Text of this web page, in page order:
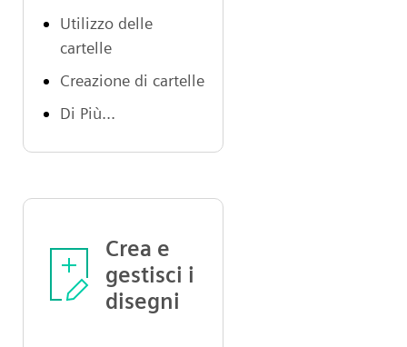
Utilizzo delle
cartelle
Creazione di cartelle
Di Più...
Crea e
gestisci i
disegni